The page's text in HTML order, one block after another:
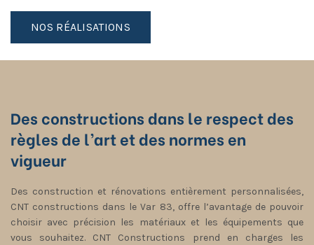
NOS RÉALISATIONS
Des constructions dans le respect des
règles de l’art et des normes en
vigueur
Des construction et rénovations entièrement personnalisées,
CNT constructions dans le Var 83, offre l’avantage de pouvoir
choisir avec précision les matériaux et les équipements que
vous souhaitez. CNT Constructions prend en charges les